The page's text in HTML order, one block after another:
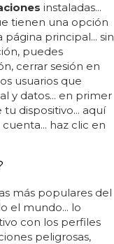
instaladas...
tienen una opción
principal... sin
puedes
cerrar sesión en
usuarios que
y datos... en primer
dispositivo... aquí
haz clic en
más populares del
el mundo... lo
con los perfiles
peligrosas,